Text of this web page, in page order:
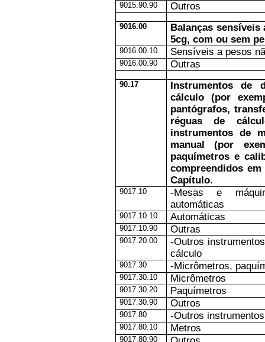
9015.90.90 Outros
9016.00
Balanças
5cg, com ou sem
9016.00.10 Sensíveis a pesos
9016.00.90 Outras
90.17
Instrumentos de
cálculo (por
pantógrafos,
réguas de
instrumentos de
manual (por
paquímetros e
compreendidos
Capítulo.
9017.10
-Mesas e
automáticas
9017.10.10 Automáticas
9017.10.90 Outras
9017.20.00
-Outros
cálculo
9017.30 -Micrômetros,
9017.30.10 Micrômetros
9017.30.20 Paquímetros
9017.30.90 Outros
9017.80 -Outros instrumentos
9017.80.10 Metros
9017.80.90